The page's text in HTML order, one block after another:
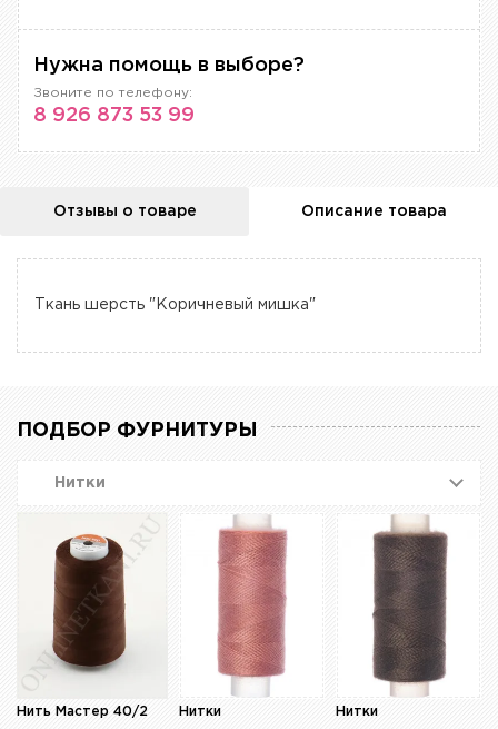
Нужна помощь в выборе?
Звоните по телефону:
8 926 873 53 99
Отзывы о товаре Описание товара
Ткань шерсть "Коричневый мишка"
ПОДБОР ФУРНИТУРЫ
Нитки
Нить Мастер 40/2 Нитки Нитки